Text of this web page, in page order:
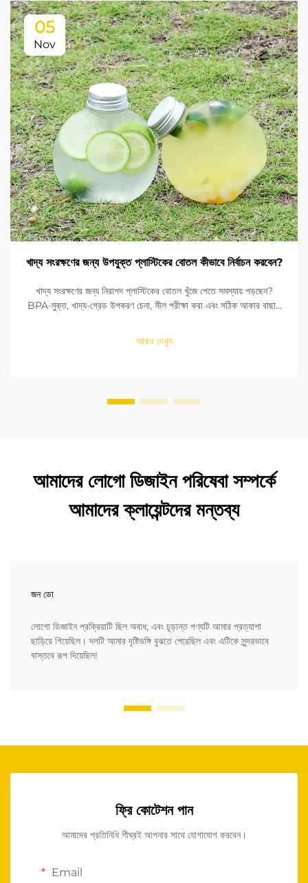
05
Nov
খাদ্য সংরক্ষণের জন্য উপযুক্ত প্লাস্টিকের বোতল কীভাবে নির্বাচন করবেন?
খাদ্য সংরক্ষণের জন্য নিরাপদ প্লাস্টিকের বোতল খুঁজে পেতে সমস্যায় পড়ছেন?
BPA-মুক্ত, খাদ্য-গ্রেড উপকরণ চেনা, সীল পরীক্ষা করা এবং সঠিক আকার বাছাই
আরও দেখুন
আমাদের লোগো ডিজাইন পরিষেবা সম্পর্কে
আমাদের ক্লায়েন্টদের মন্তব্য
জন ডো
লোগো ডিজাইন প্রক্রিয়াটি ছিল অবাধ, এবং চূড়ান্ত পণ্যটি আমার প্রত্যাশা
ছাড়িয়ে গিয়েছিল। দলটি আমার দৃষ্টিভঙ্গি বুঝতে পেরেছিল এবং এটিকে সুন্দরভাবে
বাস্তবে রূপ দিয়েছিল!
ফ্রি কোটেশন পান
আমাদের প্রতিনিধি শীঘ্রই আপনার সাথে যোগাযোগ করবেন।
Email